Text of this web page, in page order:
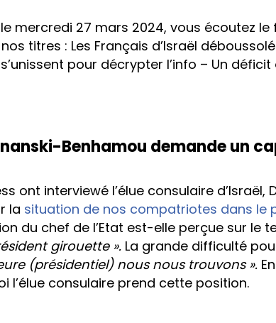
mercredi 27 mars 2024, vous écoutez
titres : Les Français d’Israël
s’unissent pour décrypter l’info – Un
Benhamou demande un
ont interviewé l’élue consulaire d’Israël,
la situation de nos compatriotes dans le
du chef de l’Etat est-elle perçue sur le
girouette ». La grande difficulté
(présidentiel) nous nous trouvons ».
l’élue consulaire prend cette position.